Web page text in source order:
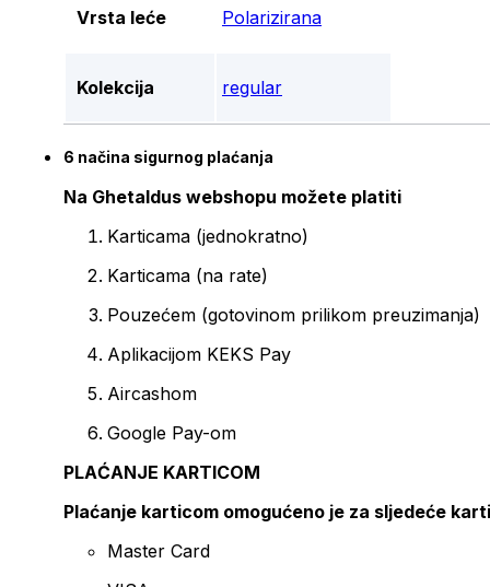
Vrsta leće Polarizirana
Kolekcija regular
6 načina sigurnog plaćanja
Na Ghetaldus webshopu možete platiti
Karticama (jednokratno)
Karticama (na rate)
Pouzećem (gotovinom prilikom preuzimanja)
Aplikacijom KEKS Pay
Aircashom
Google Pay-om
PLAĆANJE KARTICOM
Plaćanje karticom omogućeno je za sljedeće
Master Card